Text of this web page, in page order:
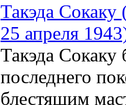
Такэда Сокаку
25 апреля
Такэда Сокаку
последнего
блестящим